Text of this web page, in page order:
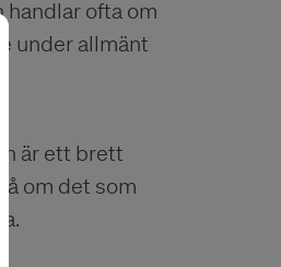
ofta om
under allmänt
är ett brett
om det som